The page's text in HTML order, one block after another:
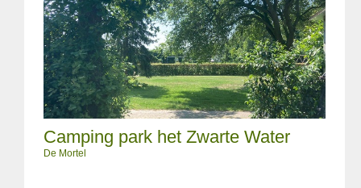
Camping park het Zwarte Water
De Mortel